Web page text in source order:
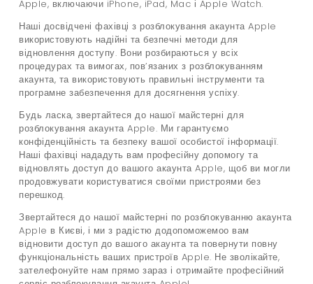
Apple, включаючи iPhone, iPad, Mac і Apple Watch.
Наші досвідчені фахівці з розблокування акаунта Apple
використовують надійні та безпечні методи для
відновлення доступу. Вони розбираються у всіх
процедурах та вимогах, пов’язаних з розблокуванням
акаунта, та використовують правильні інструменти та
програмне забезпечення для досягнення успіху.
Будь ласка, звертайтеся до нашої майстерні для
розблокування акаунта Apple. Ми гарантуємо
конфіденційність та безпеку вашої особистої інформації.
Наші фахівці нададуть вам професійну допомогу та
відновлять доступ до вашого акаунта Apple, щоб ви могли
продовжувати користуватися своїми пристроями без
перешкод.
Звертайтеся до нашої майстерні по розблокуванню акаунта
Apple в Києві, і ми з радістю додопоможемоо вам
відновити доступ до вашого акаунта та повернути повну
функціональність ваших пристроїв Apple. Не зволікайте,
зателефонуйте нам прямо зараз і отримайте професійний